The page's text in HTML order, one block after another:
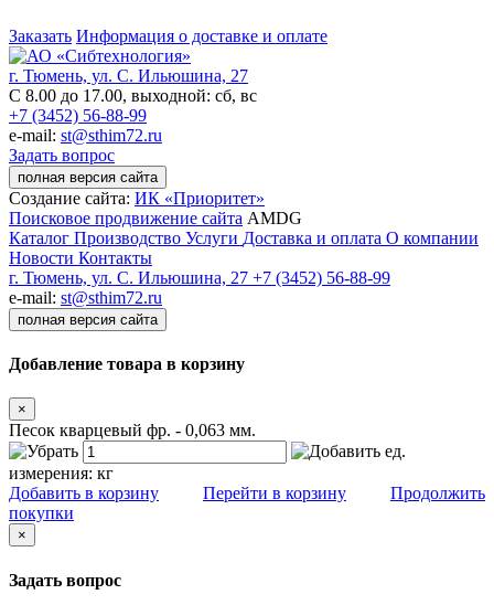
Заказать Информация о доставке и оплате
г. Тюмень, ул. С. Ильюшина, 27
С 8.00 до 17.00, выходной: сб, вс
+7 (3452) 56-88-99
e-mail: st@sthim72.ru
Задать вопрос
полная версия сайта
Создание сайта: ИК «Приоритет»
Поисковое продвижение сайта AMDG
Каталог Производство Услуги Доставка и оплата О компании
Новости Контакты
г. Тюмень, ул. С. Ильюшина, 27 +7 (3452) 56-88-99
e-mail: st@sthim72.ru
полная версия сайта
Добавление товара в корзину
×
Песок кварцевый фр. - 0,063 мм.
ед.
измерения: кг
Добавить в корзину
Перейти в корзину
Продолжить
покупки
×
Задать вопрос